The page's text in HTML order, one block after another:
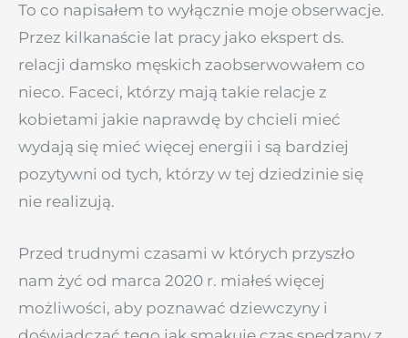
To co napisałem to wyłącznie moje obserwacje.
Przez kilkanaście lat pracy jako ekspert ds.
relacji damsko męskich zaobserwowałem co
nieco. Faceci, którzy mają takie relacje z
kobietami jakie naprawdę by chcieli mieć
wydają się mieć więcej energii i są bardziej
pozytywni od tych, którzy w tej dziedzinie się
nie realizują.
Przed trudnymi czasami w których przyszło
nam żyć od marca 2020 r. miałeś więcej
możliwości, aby poznawać dziewczyny i